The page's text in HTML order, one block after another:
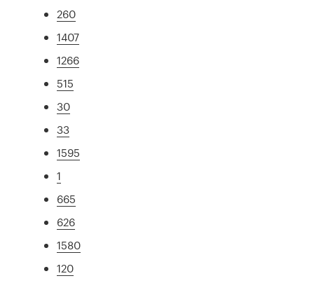
260
1407
1266
515
30
33
1595
1
665
626
1580
120